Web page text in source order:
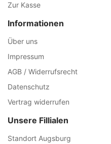
Zur Kasse
Informationen
Über uns
Impressum
AGB / Widerrufsrecht
Datenschutz
Vertrag widerrufen
Unsere Fillialen
Standort Augsburg